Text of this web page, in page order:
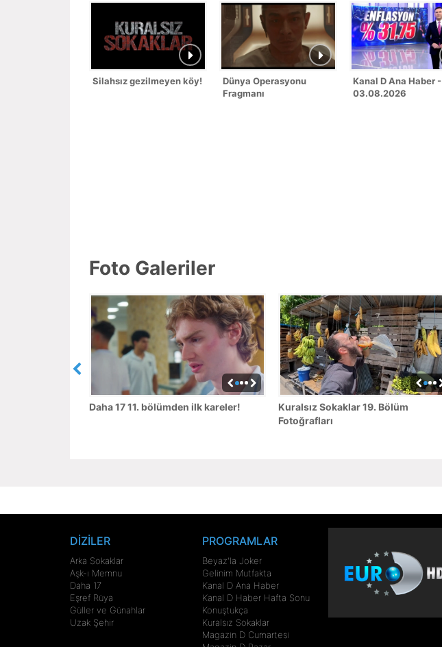
Silahsız gezilmeyen köy!
Dünya Operasyonu
Fragmanı
Kanal D Ana Haber -
03.08.2026
Foto Galeriler
Daha 17 11. bölümden ilk kareler!
Kuralsız Sokaklar 19. Bölüm
Fotoğrafları
DİZİLER
Arka Sokaklar
Aşk-ı Memnu
Daha 17
Eşref Rüya
Güller ve Günahlar
Uzak Şehir
PROGRAMLAR
Beyaz'la Joker
Gelinim Mutfakta
Kanal D Ana Haber
Kanal D Haber Hafta Sonu
Konuştukça
Kuralsız Sokaklar
Magazin D Cumartesi